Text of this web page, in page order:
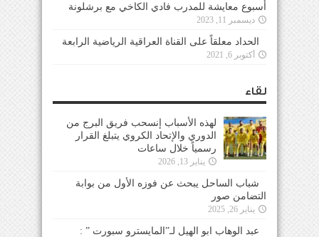
أسبوع معايشة للمدرب فادي الكاخي مع برشلونة
ديسمبر 11, 2023
الحداد معلقاً على القناة العراقية الرياضية الرابعة
أكتوبر 6, 2021
لقاء
لهذه الأسباب إنسحب فريق البرج من
الدوري والإتحاد الكروي يتبلغ القرار
رسمياً خلال ساعات
يناير 13, 2026
شباب الساحل يبحث عن فوزه الأول من بوابة
التضامن صور
يناير 26, 2025
عبد الوهاب ابو الهيل لـ”المايسترو سبورت ” :